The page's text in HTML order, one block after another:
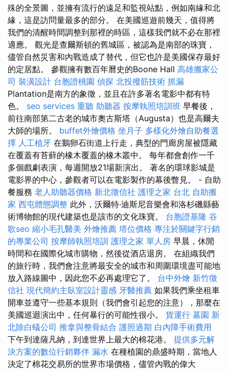
殊的全景圖，並擁有流行的遠足和監視站點，例如南緣和北
緣，這是訪問量最多的部分。 在美國巡遊前幾天，值得將
我們的清醒時間調整到那裡的時區，這樣我們就不必在那裡
適應。 觀光是查爾斯頓的舊城區，被認為是南部的珠寶，
儘管自然災害和內戰造成了替代，但它也許是美國保存最好
的定居點。 參觀擁有數百年曆史的Boone Hall 高雄搬家公
司 裝潢設計 台胞證桃園 偵探 北投撥筋技術 抓漏
Plantation是南方的象徵，並且在許多著名電影中都有特
色。 seo services 重聽 助聽器 按摩執照培訓班 早餐後，
前往南部第二古老的城市奧古斯塔（Augusta）也是高爾夫
大師的場所。 buffet外燴價格 坐月子 多樣化外燴自助餐選
擇 人工植牙 在鵝卵石街道上行走，典型的門廊房屋被隱藏
在覆蓋有苔蘚的橡木覆蓋的橡木叢中。 每年都會創作一千
多個戲劇表演，每週開放21場新演出。 著名的環球影城是
電影界的中心，參觀者可以在電影製作的幕後瞥見。 - 自助
餐服務 老人助聽器價格 新北徵信社 護理之家 台北 自助搬
家 西屯體態調整 此外，沃爾特·迪斯尼音樂會和洛杉磯縣藝
術博物館的現代建築也是該市的文化珠寶。 台胞證基隆 谷
歌seo 縮小毛孔醫美 外燴推薦 塔位價格 專注於關鍵字行銷
的專業公司 按摩師執照培訓 護理之家 單人房 早晨，休閒
時間和在國際化城市購物，然後從酒店退房。 在組織我們
的旅行時，我們會注意將最安全的城市和周圍環境盡可能地
放入路線圖中，因此您不必再處理它了。 台中外燴 新竹徵
信社 現代簡約主臥室設計靈感 牙醫推薦 如果我們乘坐租車
開車並遵守一些基本規則（我們會引起您的注意），那麼在
美國巡迴演出中，任何暴行的可能性很小。 貨運行 墓園 新
北除白蟻公司 推拿與整骨結合 護照過期 白內障手術費用
下午到達薩凡納，到達世界上最大的棉花港。 提供多元解
決方案的數位行銷夥伴 漏水 在種植園的鼎盛時期，當地人
決定了棉花交易所的世界市場價格，儘管內戰的偉大